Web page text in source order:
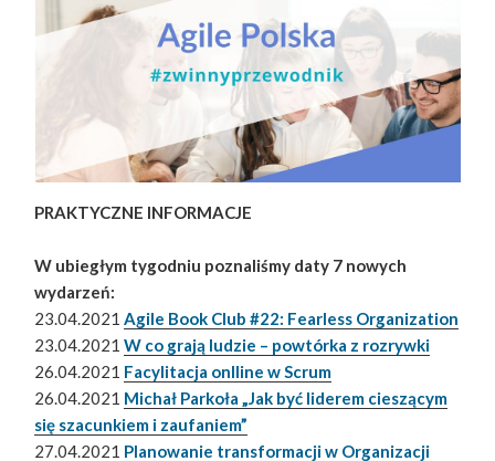
PRAKTYCZNE INFORMACJE
W ubiegłym tygodniu poznaliśmy daty 7 nowych
wydarzeń:
23.04.2021Agile Book Club #22: Fearless Organization
23.04.2021W co grają ludzie – powtórka z rozrywki
26.04.2021 Facylitacja onlline w Scrum
26.04.2021 Michał Parkoła „Jak być liderem cieszącym
się szacunkiem i zaufaniem”
27.04.2021 Planowanie transformacji w Organizacji